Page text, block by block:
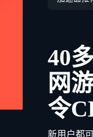
40
网
令
新用户都